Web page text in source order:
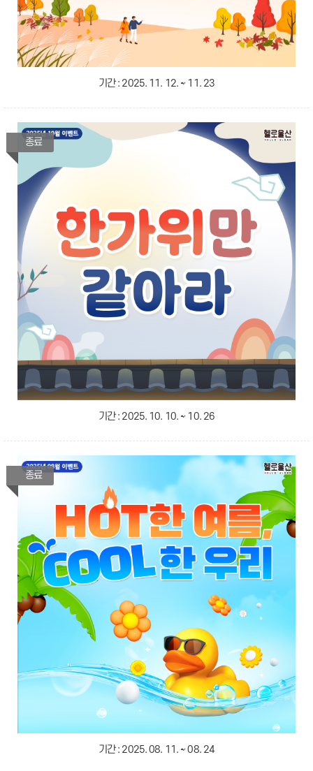
기간 : 2025. 11. 12. ~ 11. 23
종료
기간 : 2025. 10. 10. ~ 10. 26
종료
기간 : 2025. 08. 11. ~ 08. 24